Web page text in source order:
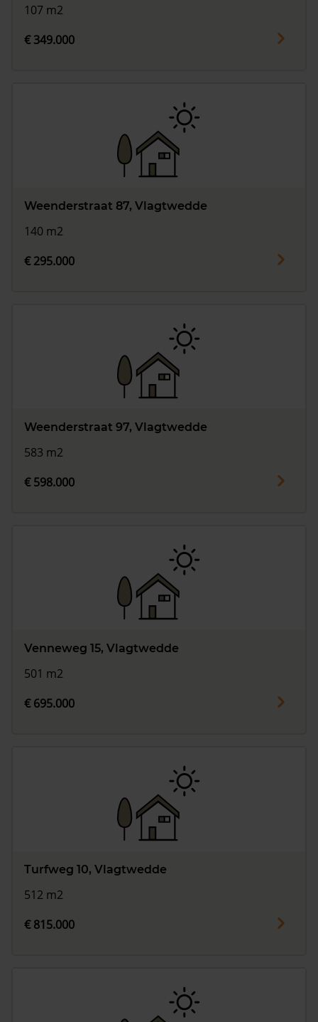
107 m2
€ 349.000
Weenderstraat 87, Vlagtwedde
140 m2
€ 295.000
Weenderstraat 97, Vlagtwedde
583 m2
€ 598.000
Venneweg 15, Vlagtwedde
501 m2
€ 695.000
Turfweg 10, Vlagtwedde
512 m2
€ 815.000